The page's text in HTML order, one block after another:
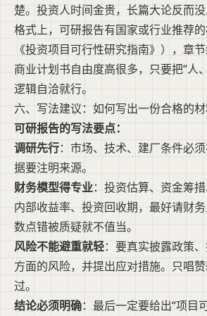
楚。投资人时间金贵，长篇大论反而没
格式上，可研报告有国家或行业推荐
《投资项目可行性研究指南》），章
商业计划书自由度高很多，只要把“人
逻辑自洽就行。
六、写法建议：如何写出一份合格的
可研报告的写法要点：
调研先行：市场、技术、建厂条件必
据要注明来源。
财务模型得专业：投资估算、资金筹措
内部收益率、投资回收期，最好请财
数点错被质疑就不值当。
风险不能避重就轻：要真实披露政策
方面的风险，并提出应对措施。只唱
过。
结论必须明确：最后一定要给出“项目